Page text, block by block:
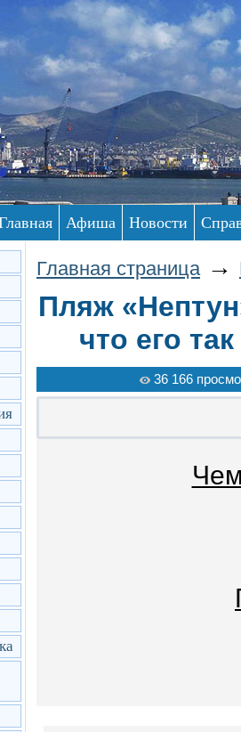
Афиша Новости
Главная страница →
Пляж
что его
36 166